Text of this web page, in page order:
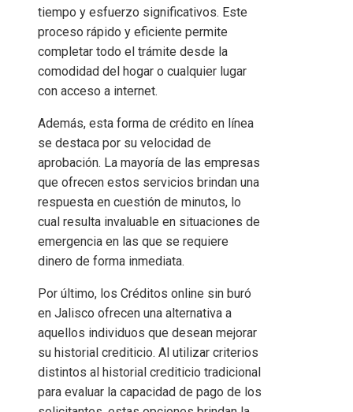
tiempo y esfuerzo significativos. Este
proceso rápido y eficiente permite
completar todo el trámite desde la
comodidad del hogar o cualquier lugar
con acceso a internet.
Además, esta forma de crédito en línea
se destaca por su velocidad de
aprobación. La mayoría de las empresas
que ofrecen estos servicios brindan una
respuesta en cuestión de minutos, lo
cual resulta invaluable en situaciones de
emergencia en las que se requiere
dinero de forma inmediata.
Por último, los Créditos online sin buró
en Jalisco ofrecen una alternativa a
aquellos individuos que desean mejorar
su historial crediticio. Al utilizar criterios
distintos al historial crediticio tradicional
para evaluar la capacidad de pago de los